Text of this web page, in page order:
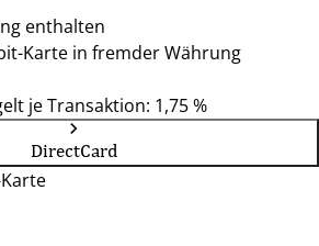
enthalten
Karte in fremder Währung
je Transaktion: 1,75 %
DirectCard